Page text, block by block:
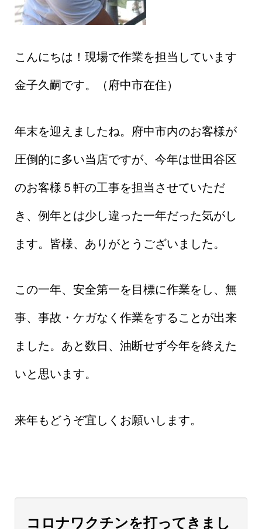
こんにちは！現場で作業を担当しています
金子久嗣です。（府中市在住）
年末を迎えましたね。府中市内のお客様が
圧倒的に多い当店ですが、今年は世田谷区
のお客様５軒の工事を担当させていただ
き、例年とは少し違った一年だった気がし
ます。皆様、ありがとうございました。
この一年、安全第一を目標に作業をし、無
事、事故・ケガなく作業をすることが出来
ました。あと数日、油断せず今年を終えた
いと思います。
来年もどうぞ宜しくお願いします。
コロナワクチンを打ってきまし